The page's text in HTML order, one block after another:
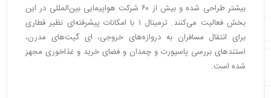
بیشتر طراحی شده و بیش از ۶۰ شرکت هواپیمایی بین‌المللی در این
بخش فعالیت می‌کنند. ترمینال ۱ با امکانات پیشرفته‌ای نظیر قطاری
برای انتقال مسافران به دروازه‌های خروجی، ای گیت‌های مدرن،
استندهای بررسی پاسپورت و چمدان و فضای خرید و غذاخوری مجهز
شده است.